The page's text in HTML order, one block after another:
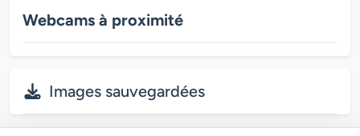
Webcams à proximité
Images sauvegardées